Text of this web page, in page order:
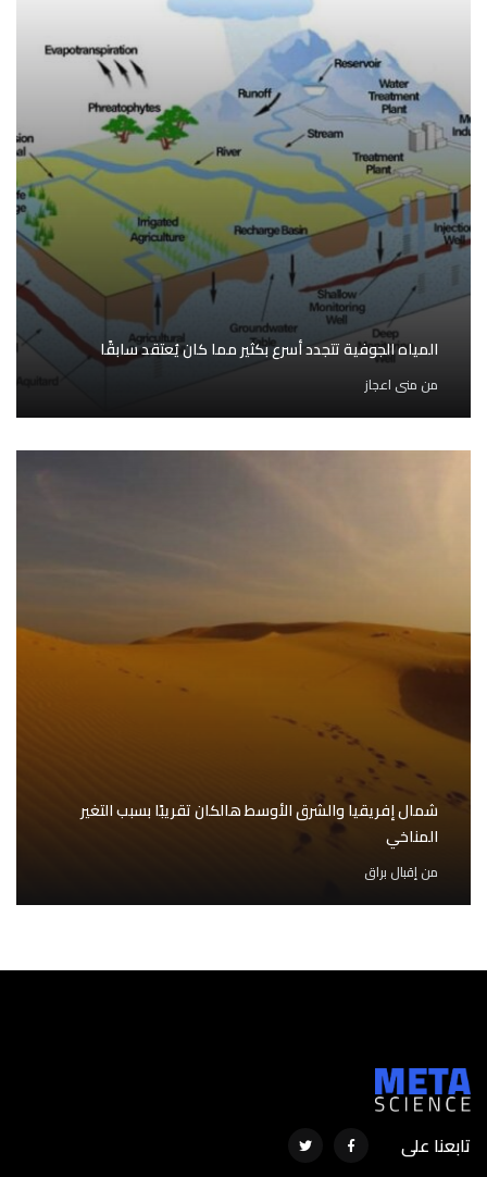
المياه الجوفية تتجدد أسرع بكثير مما كان يُعتقد سابقًا
من منى اعجاز
شمال إفريقيا والشرق الأوسط هالكان تقريبًا بسبب التغير
المناخي
منإقبال براق
تابعنا على